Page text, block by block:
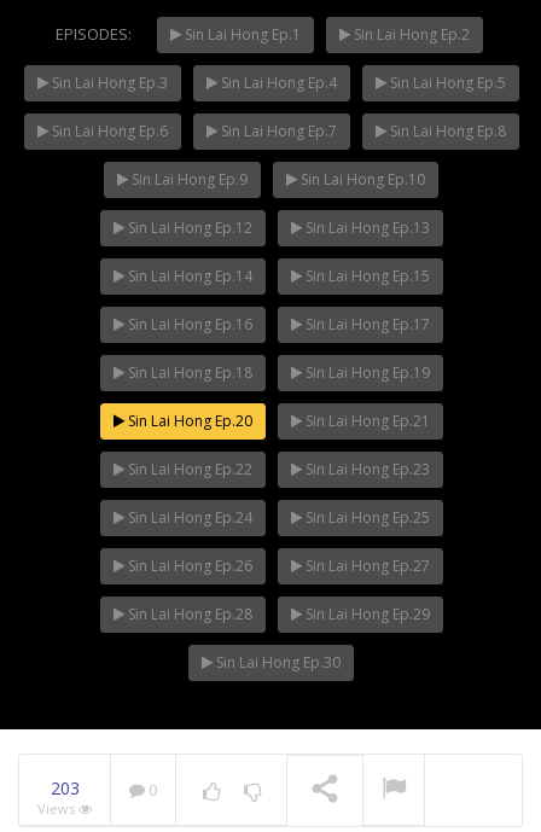
NOW PLAYING Mani Nakha Ep.14
EPISODES: Sin Lai Hong Ep.1 Sin Lai Hong Ep.2
Sin Lai Hong Ep.3 Sin Lai Hong Ep.4 Sin Lai Hong Ep.5
Sin Lai Hong Ep.6 Sin Lai Hong Ep.7 Sin Lai Hong Ep.8
Sin Lai Hong Ep.9 Sin Lai Hong Ep.10
Sin Lai Hong Ep.12 Sin Lai Hong Ep.13
Sin Lai Hong Ep.14 Sin Lai Hong Ep.15
Sin Lai Hong Ep.16 Sin Lai Hong Ep.17
Sin Lai Hong Ep.18 Sin Lai Hong Ep.19
Sin Lai Hong Ep.20 Sin Lai Hong Ep.21
Sin Lai Hong Ep.22 Sin Lai Hong Ep.23
Sin Lai Hong Ep.24 Sin Lai Hong Ep.25
Sin Lai Hong Ep.26 Sin Lai Hong Ep.27
Sin Lai Hong Ep.28 Sin Lai Hong Ep.29
Sin Lai Hong Ep.30
203
Views
0